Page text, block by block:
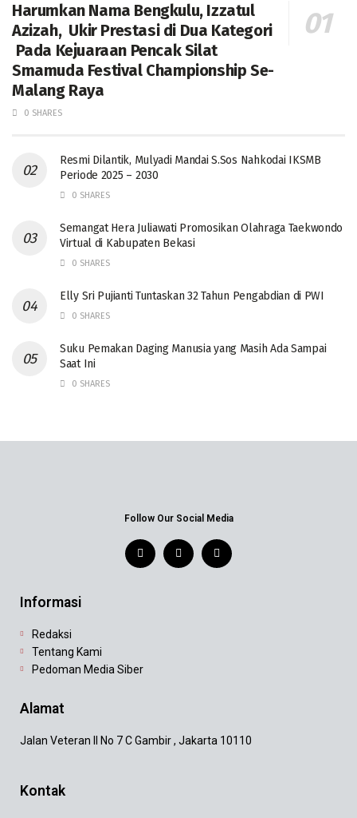
Harumkan Nama Bengkulu, Izzatul
Azizah, Ukir Prestasi di Dua Kategori
Pada Kejuaraan Pencak Silat
Smamuda Festival Championship Se-
Malang Raya
0 SHARES
Resmi Dilantik, Mulyadi Mandai S.Sos Nahkodai IKSMB
Periode 2025 – 2030
0 SHARES
Semangat Hera Juliawati Promosikan Olahraga Taekwondo
Virtual di Kabupaten Bekasi
0 SHARES
Elly Sri Pujianti Tuntaskan 32 Tahun Pengabdian di PWI
0 SHARES
‎Suku Pemakan Daging Manusia yang Masih Ada Sampai
Saat Ini
0 SHARES
Follow Our Social Media
Informasi
Redaksi
Tentang Kami
Pedoman Media Siber
Alamat
Jalan Veteran II No 7 C Gambir , Jakarta 10110
Kontak